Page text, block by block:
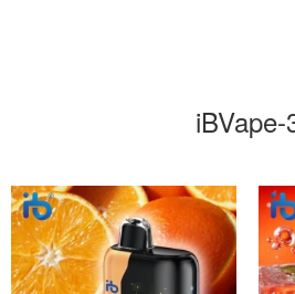
iBVape-